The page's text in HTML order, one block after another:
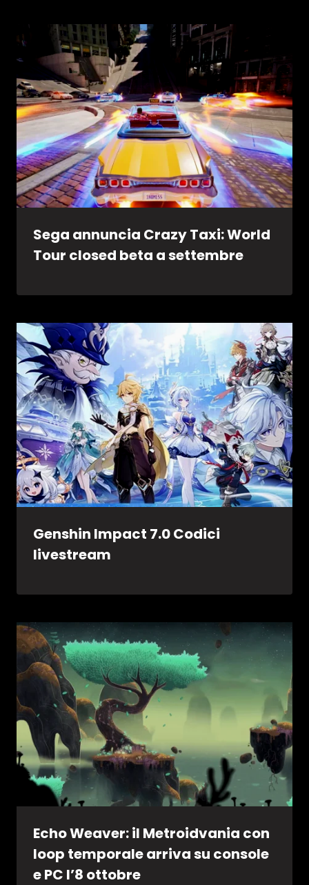
Sega annuncia Crazy Taxi: World
Tour closed beta a settembre
Genshin Impact 7.0 Codici
livestream
Echo Weaver: il Metroidvania con
loop temporale arriva su console
e PC l’8 ottobre